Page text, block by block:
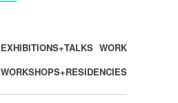
EXHIBITIONS+TALKS WORK
WORKSHOPS+RESIDENCIES